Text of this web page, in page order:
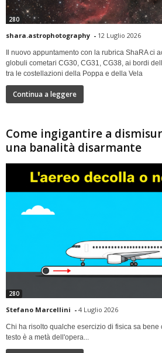
280
shara.astrophotography - 12 Luglio 2026
Il nuovo appuntamento con la rubrica ShaRA ci
globuli cometari CG30, CG31, CG38, ai bordi
tra le costellazioni della Poppa e della Vela
Continua a leggere
Come ingigantire a
una banalità disarmante
280
Stefano Marcellini - 4 Luglio 2026
Chi ha risolto qualche esercizio di fisica sa bene
testo è a metà dell'opera...